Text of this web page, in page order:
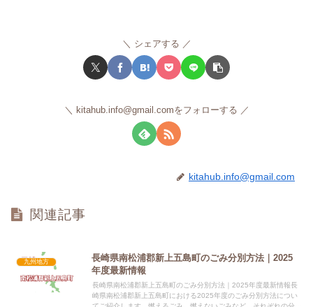
シェアする
kitahub.info@gmail.comをフォローする
kitahub.info@gmail.com
関連記事
九州地方
長崎県南松浦郡新上五島町のごみ分別方法｜2025
年度最新情報
長崎県南松浦郡新上五島町のごみ分別方法｜2025年度最新情報長
崎県南松浦郡新上五島町における2025年度のごみ分別方法につい